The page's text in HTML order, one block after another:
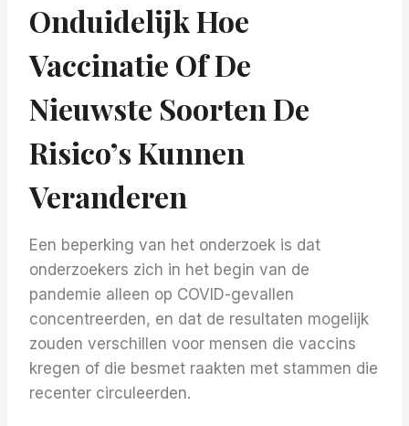
Onduidelijk Hoe
Vaccinatie Of De
Nieuwste Soorten De
Risico’s Kunnen
Veranderen
Een beperking van het onderzoek is dat
onderzoekers zich in het begin van de
pandemie alleen op COVID-gevallen
concentreerden, en dat de resultaten mogelijk
zouden verschillen voor mensen die vaccins
kregen of die besmet raakten met stammen die
recenter circuleerden.